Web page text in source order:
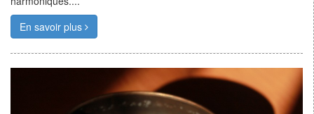
En savoir plus